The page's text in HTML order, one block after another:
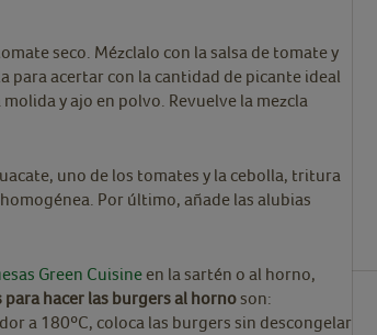
seco. Mézclalo con la salsa de tomate y
para acertar con la cantidad de picante ideal
y ajo en polvo. Revuelve la mezcla
uno de los tomates y la cebolla, tritura
Por último, añade las alubias
Green Cuisine en la sartén o al horno,
para hacer las burgers al hornoson:
a 180ºC, coloca las burgers sin descongelar